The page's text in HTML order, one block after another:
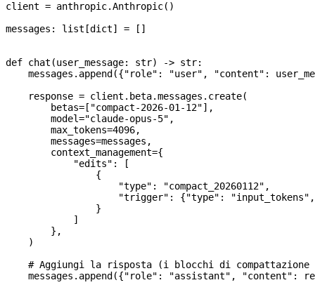
client = anthropic.Anthropic()
messages: list[dict] = []
def chat (user_message: str) -> str:
    messages.append({
"role" : "user" , "content" :
    response
= client.beta.messages.create(
        betas
= [ "compact-2026-01-12"],
        model
="claude-opus-5" ,
        max_tokens
=4096,
        messages
=messages,
        context_management
={
            "edits"
: [
                {
                    "type"
: "compact_20260112" ,
                    "trigger"
: {"type" : "input_tokens"
                }
            ]
        },
    )
# Aggiungi la risposta (i blocchi di
    messages.append({
"role" : "assistant" , "content" :